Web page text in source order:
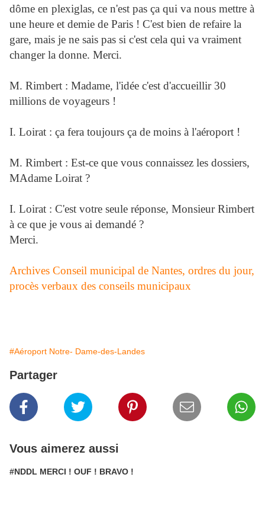
dôme en plexiglas, ce n'est pas ça qui va nous mettre à
une heure et demie de Paris ! C'est bien de refaire la
gare, mais je ne sais pas si c'est cela qui va vraiment
changer la donne. Merci.
M. Rimbert : Madame, l'idée c'est d'accueillir 30
millions de voyageurs !
I. Loirat : ça fera toujours ça de moins à l'aéroport !
M. Rimbert : Est-ce que vous connaissez les dossiers,
MAdame Loirat ?
I. Loirat : C'est votre seule réponse, Monsieur Rimbert
à ce que je vous ai demandé ?
Merci.
Archives Conseil municipal de Nantes, ordres du jour,
procès verbaux des conseils municipaux
#Aéroport Notre- Dame-des-Landes
Partager
Vous aimerez aussi
#NDDL MERCI ! OUF ! BRAVO !